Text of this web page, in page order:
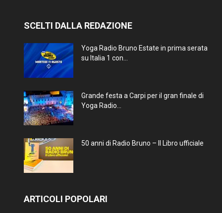
SCELTI DALLA REDAZIONE
Yoga Radio Bruno Estate in prima serata
su Italia 1 con...
Grande festa a Carpi per il gran finale di
Yoga Radio...
50 anni di Radio Bruno – Il Libro ufficiale
ARTICOLI POPOLARI